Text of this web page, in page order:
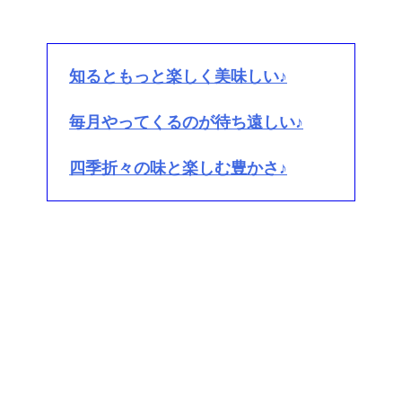
知るともっと楽しく美味しい♪
毎月やってくるのが待ち遠しい♪
四季折々の味と楽しむ豊かさ♪